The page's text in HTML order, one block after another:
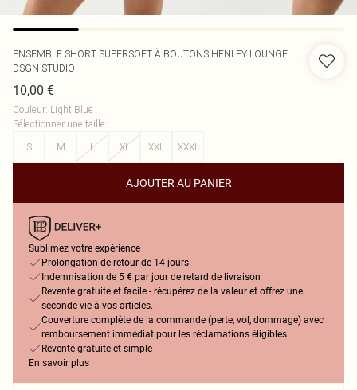
ENSEMBLE SHORT SUPERSOFT À BOUTONS HENLEY LOUNGE
DSGN STUDIO
10,00 €
Couleur: Light Blue
Sélectionner une taille:
S
M L XL XXL XXXL
AJOUTER AU PANIER
Sublimez votre expérience
Prolongation de retour de 14 jours
Indemnisation de 5 € par jour de retard de livraison
Revente gratuite et facile - récupérez de la valeur et offrez une
seconde vie à vos articles.
Couverture complète de la commande (perte, vol, dommage) avec
remboursement immédiat pour les réclamations éligibles
Revente gratuite et simple
En savoir plus